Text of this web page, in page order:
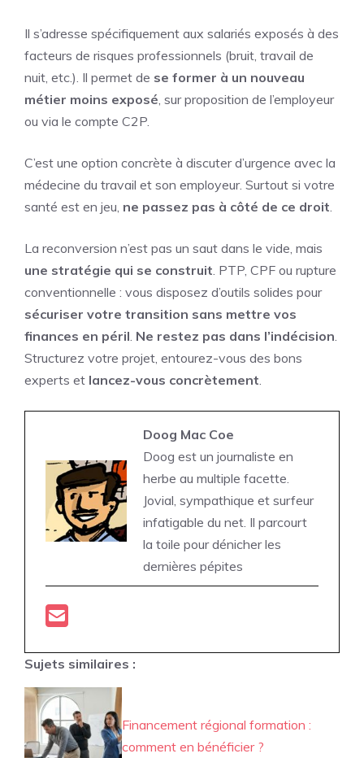
Il s’adresse spécifiquement aux salariés exposés à des
facteurs de risques professionnels (bruit, travail de
nuit, etc.). Il permet de se former à un nouveau
métier moins exposé, sur proposition de l’employeur
ou via le compte C2P.
C’est une option concrète à discuter d’urgence avec la
médecine du travail et son employeur. Surtout si votre
santé est en jeu, ne passez pas à côté de ce droit.
La reconversion n’est pas un saut dans le vide, mais
une stratégie qui se construit. PTP, CPF ou rupture
conventionnelle : vous disposez d’outils solides pour
sécuriser votre transition sans mettre vos
finances en péril. Ne restez pas dans l’indécision.
Structurez votre projet, entourez-vous des bons
experts et lancez-vous concrètement.
Doog Mac Coe
Doog est un journaliste en
herbe au multiple facette.
Jovial, sympathique et surfeur
infatigable du net. Il parcourt
la toile pour dénicher les
dernières pépites
Sujets similaires :
Financement régional formation :
comment en bénéficier ?